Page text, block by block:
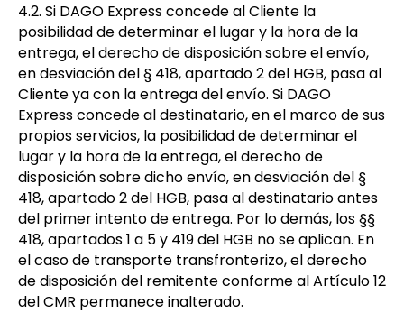
4.2. Si DAGO Express concede al Cliente la
posibilidad de determinar el lugar y la hora de la
entrega, el derecho de disposición sobre el envío,
en desviación del § 418, apartado 2 del HGB, pasa al
Cliente ya con la entrega del envío. Si DAGO
Express concede al destinatario, en el marco de sus
propios servicios, la posibilidad de determinar el
lugar y la hora de la entrega, el derecho de
disposición sobre dicho envío, en desviación del §
418, apartado 2 del HGB, pasa al destinatario antes
del primer intento de entrega. Por lo demás, los §§
418, apartados 1 a 5 y 419 del HGB no se aplican. En
el caso de transporte transfronterizo, el derecho
de disposición del remitente conforme al Artículo 12
del CMR permanece inalterado.